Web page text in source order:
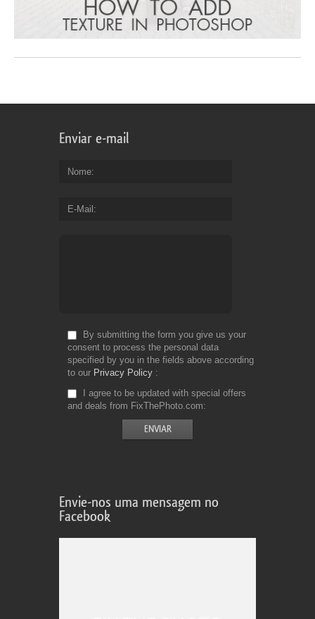
Enviar e-mail
Nome
E-Mail
By submitting the form you give us your
consent to process the personal data
specified by you in the fields above according
to our Privacy Policy
I agree to be updated with special offers
and deals from FixThePhoto.com
Envie-nos uma mensagem no
Facebook